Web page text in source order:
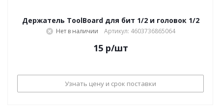
Держатель ToolBoard для бит 1/2 и головок 1/2
Нет в наличии Артикул: 4603736865064
15р/шт
Узнать цену и срок поставки